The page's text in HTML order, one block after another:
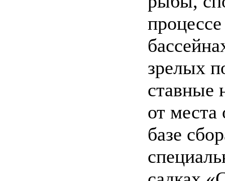
зрелых
ставные
от места
базе